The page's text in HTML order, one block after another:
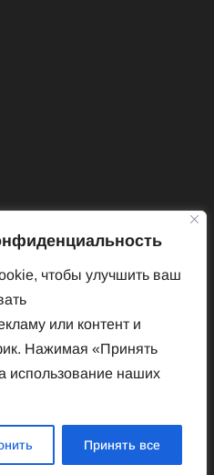
чтобы улучшить ваш
или контент и
Нажимая «Принять
использование наших
Принять все
журнал